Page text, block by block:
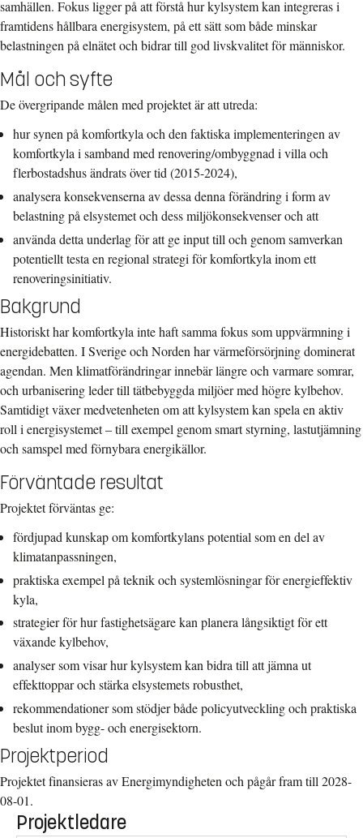
samhällen. Fokus ligger på att förstå hur kylsystem kan integreras i
framtidens hållbara energisystem, på ett sätt som både minskar
belastningen på elnätet och bidrar till god livskvalitet för människor.
Mål och syfte
De övergripande målen med projektet är att utreda:
hur synen på komfortkyla och den faktiska implementeringen av
komfortkyla i samband med renovering/ombyggnad i villa och
flerbostadshus ändrats över tid (2015-2024),
analysera konsekvenserna av dessa denna förändring i form av
belastning på elsystemet och dess miljökonsekvenser och att
använda detta underlag för att ge input till och genom samverkan
potentiellt testa en regional strategi för komfortkyla inom ett
renoveringsinitiativ.
Bakgrund
Historiskt har komfortkyla inte haft samma fokus som uppvärmning i
energidebatten. I Sverige och Norden har värmeförsörjning dominerat
agendan. Men klimatförändringar innebär längre och varmare somrar,
och urbanisering leder till tätbebyggda miljöer med högre kylbehov.
Samtidigt växer medvetenheten om att kylsystem kan spela en aktiv
roll i energisystemet – till exempel genom smart styrning, lastutjämning
och samspel med förnybara energikällor.
Förväntade resultat
Projektet förväntas ge:
fördjupad kunskap om komfortkylans potential som en del av
klimatanpassningen,
praktiska exempel på teknik och systemlösningar för energieffektiv
kyla,
strategier för hur fastighetsägare kan planera långsiktigt för ett
växande kylbehov,
analyser som visar hur kylsystem kan bidra till att jämna ut
effekttoppar och stärka elsystemets robusthet,
rekommendationer som stödjer både policyutveckling och praktiska
beslut inom bygg- och energisektorn.
Projektperiod
Projektet finansieras av Energimyndigheten och pågår fram till 2028-
08-01.
Projektledare